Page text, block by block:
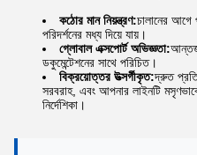
কঠোর মান নিয়ন্ত্রণ:চালানের আগে
পরিদর্শনের মধ্য দিয়ে যায়।
গ্লোবাল এক্সপোর্ট অভিজ্ঞতা:
ডকুমেন্টেশনের সাথে পরিচিত।
বিক্রয়োত্তর উত্সর্গীকৃত:দ্রুত
সরবরাহ, এবং আপনার লাইনটি
নির্দেশিকা।